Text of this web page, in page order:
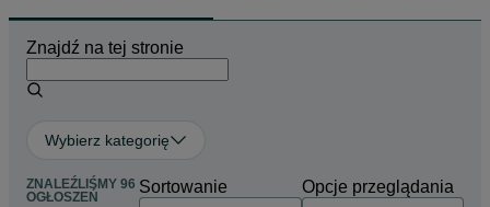
Znajdź na tej stronie
Wybierz kategorię
ZNALEŹLIŚMY 96
OGŁOSZEŃ
Sortowanie Opcje przeglądania